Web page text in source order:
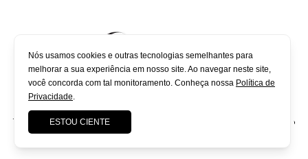
Todos os direitos reservados à
. Site desenvolvido
por
Nós usamos cookies e outras tecnologias semelhantes para
melhorar a sua experiência em nosso site. Ao navegar neste site,
você concorda com tal monitoramento. Conheça nossa Política de
Privacidade.
ESTOU CIENTE